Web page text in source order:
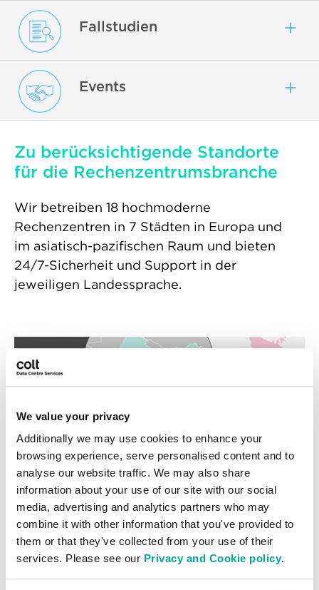
We value your privacy
Additionally we may use cookies to enhance your
browsing experience, serve personalised content and to
analyse our website traffic. We may also share
information about your use of our site with our social
media, advertising and analytics partners who may
combine it with other information that you've provided to
them or that they've collected from your use of their
services. Please see our Privacy and Cookie policy.
Fallstudien
Events
Zu berücksichtigende Standorte
für die Rechenzentrumsbranche
Wir betreiben 18 hochmoderne
Rechenzentren in 7 Städten in Europa und
im asiatisch-pazifischen Raum und bieten
24/7-Sicherheit und Support in der
jeweiligen Landessprache.
Rechenzentren in Asien
Alle anzeigen
Rechenzentren in Europa